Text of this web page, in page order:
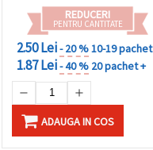
REDUCERI
PENTRU CANTITATE
2.50 Lei- 20 %10-19 pachet
1.87 Lei- 40 % 20 pachet +
ADAUGA IN COS